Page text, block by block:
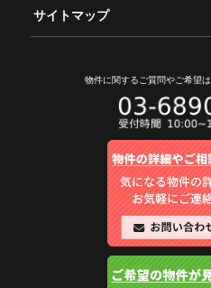
サイトマップ
物件に関するご質問やご希望は